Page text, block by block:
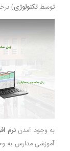
توسطتکنولوژی)
به وجود آمدننرم
آموزشی مدارس به